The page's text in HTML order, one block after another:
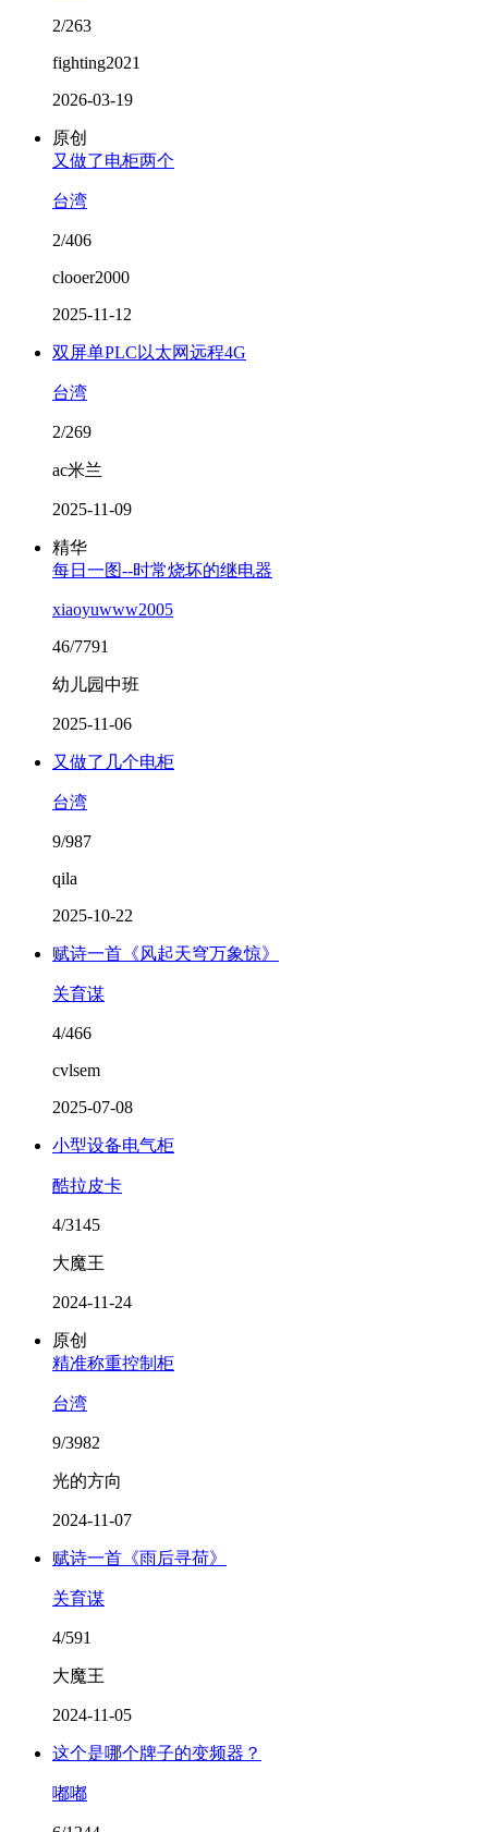
2/263
fighting2021
2026-03-19
原创
又做了电柜两个
台湾
2/406
clooer2000
2025-11-12
双屏单PLC以太网远程4G
台湾
2/269
ac米兰
2025-11-09
精华
每日一图--时常烧坏的继电器
xiaoyuwww2005
46/7791
幼儿园中班
2025-11-06
又做了几个电柜
台湾
9/987
qila
2025-10-22
赋诗一首《风起天穹万象惊》
关育谋
4/466
cvlsem
2025-07-08
小型设备电气柜
酷拉皮卡
4/3145
大魔王
2024-11-24
原创
精准称重控制柜
台湾
9/3982
光的方向
2024-11-07
赋诗一首《雨后寻荷》
关育谋
4/591
大魔王
2024-11-05
这个是哪个牌子的变频器？
嘟嘟